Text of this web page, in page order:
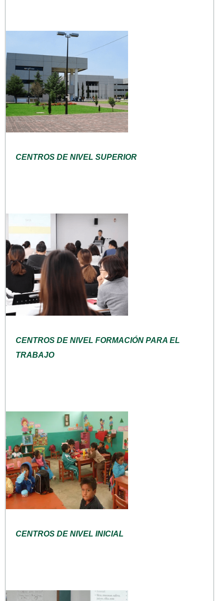
CENTROS DE NIVEL SUPERIOR
CENTROS DE NIVEL FORMACIÓN PARA EL
TRABAJO
CENTROS DE NIVEL INICIAL